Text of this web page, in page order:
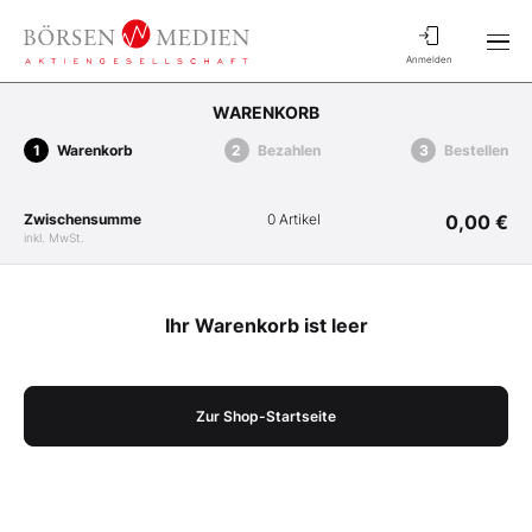
Anmelden
WARENKORB
Warenkorb Bezahlen Bestellen
Zwischensumme
inkl. MwSt.
0 Artikel 0,00 €
Ihr Warenkorb ist leer
Zur Shop-Startseite